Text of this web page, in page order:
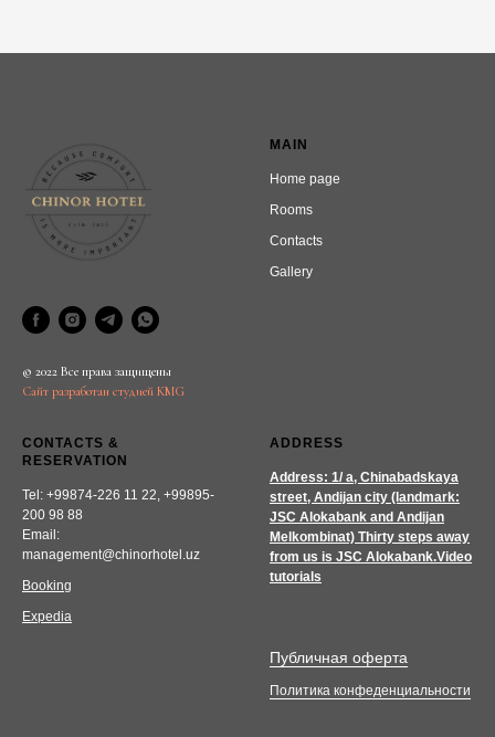
© 2022 Все права защищены
Сайт разработан студией KMG
MAIN
Home page
Rooms
Contacts
Gallery
CONTACTS &
RESERVATION
Tel: +99874-226 11 22, +99895-
200 98 88
Email:
management@chinorhotel.uz
Booking
Expedia
ADDRESS
Address: 1/ a, Chinabadskaya
street, Andijan city (landmark:
JSC Alokabank and Andijan
Melkombinat) Thirty steps away
from us is JSC Alokabank.Video
tutorials
Публичная оферта
Политика конфеденциальности